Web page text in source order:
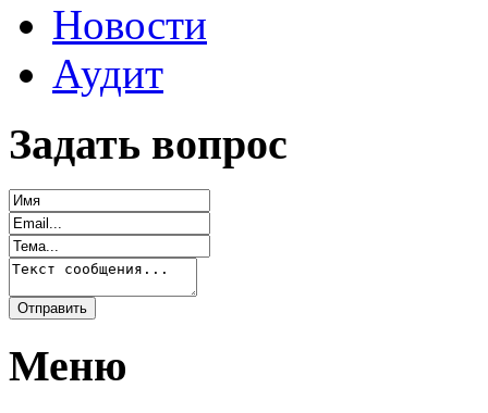
Новости
Аудит
Задать вопрос
Меню